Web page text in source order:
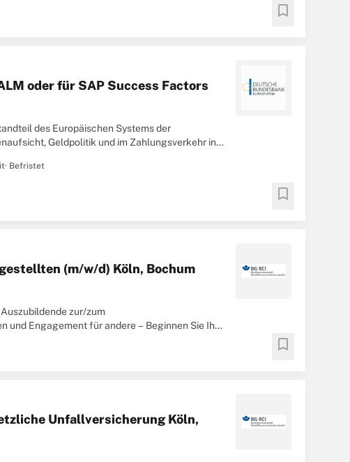
bookmark
oder für SAP Success Factors
des Europäischen Systems der
Geldpolitik und im Zahlungsverkehr in
· Befristet
bookmark
(m/w/d) Köln, Bochum
zur/zum
und Engagement für andere – Beginnen Sie Ihre
bookmark
Unfallversicherung Köln,